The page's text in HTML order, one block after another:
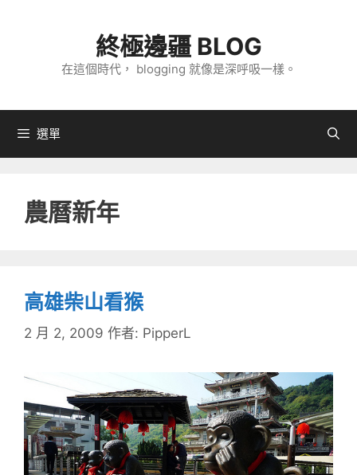
內
終極邊疆 BLOG
在這個時代， blogging 就像是深呼吸一樣。
選單
農曆新年
高雄柴山看猴
2 月 2, 2009 作者: PipperL